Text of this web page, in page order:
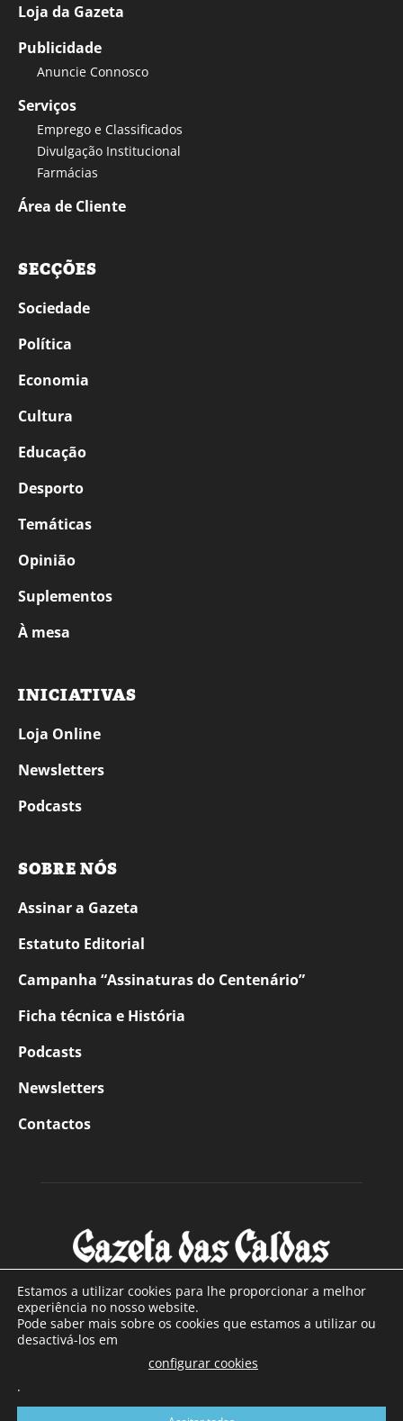
Loja da Gazeta
Publicidade
Anuncie Connosco
Serviços
Emprego e Classificados
Divulgação Institucional
Farmácias
Área de Cliente
SECÇÕES
Sociedade
Política
Economia
Cultura
Educação
Desporto
Temáticas
Opinião
Suplementos
À mesa
INICIATIVAS
Loja Online
Newsletters
Podcasts
SOBRE NÓS
Assinar a Gazeta
Estatuto Editorial
Campanha “Assinaturas do Centenário”
Ficha técnica e História
Podcasts
Newsletters
Contactos
SOBRE NÓS
Com sede nas Caldas da Rainha e mais de 90 anos de
a sul de distrito de Leiria, com mais de 40.000 leitores por
Estamos a utilizar cookies para lhe proporcionar a melhor
experiência no nosso website.
Pode saber mais sobre os cookies que estamos a utilizar ou
desactivá-los em
configurar cookies
.